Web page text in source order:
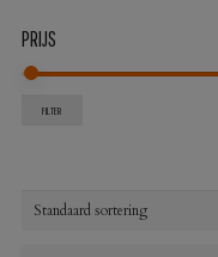
PRIJS
FILTER